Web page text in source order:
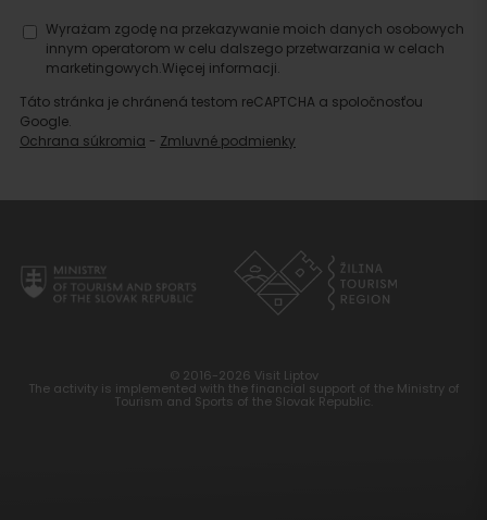
Wyrażam zgodę na przekazywanie moich danych osobowych
innym operatorom w celu dalszego przetwarzania w celach
marketingowych.Więcej informacji.
Táto stránka je chránená testom reCAPTCHA a spoločnosťou
Google.
Ochrana súkromia - Zmluvné podmienky
© 2016-2026 Visit Liptov
The activity is implemented with the financial support of the Ministry of
Tourism and Sports of the Slovak Republic.